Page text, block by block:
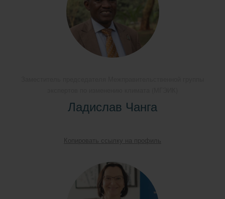
Ладислав Чанга
Копировать ссылку на профиль